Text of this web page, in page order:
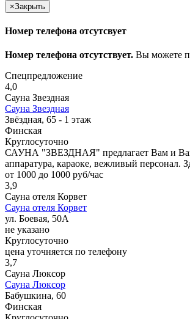
×Закрыть
Номер телефона отсутсвует
Номер телефона отсутствует. Вы можете
Спецпредложение
4,0
Сауна Звездная
Сауна Звездная
Звёздная, 65 - 1 этаж
Финская
Круглосуточно
САУНА "ЗВЕЗДНАЯ" предлагает Вам и
аппаратура, караоке, вежливый персонал.
от 1000 до 1000 руб/час
3,9
Сауна отеля Корвет
Сауна отеля Корвет
ул. Боевая, 50А
не указано
Круглосуточно
цена уточняется по телефону
3,7
Сауна Люксор
Сауна Люксор
Бабушкина, 60
Финская